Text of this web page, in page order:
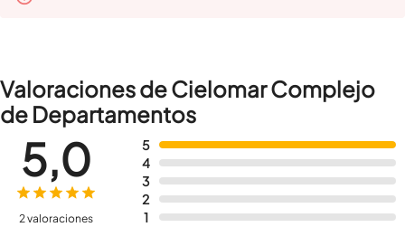
Valoraciones de Cielomar Complejo
de Departamentos
5
4
3
2
1
5,0
2 valoraciones